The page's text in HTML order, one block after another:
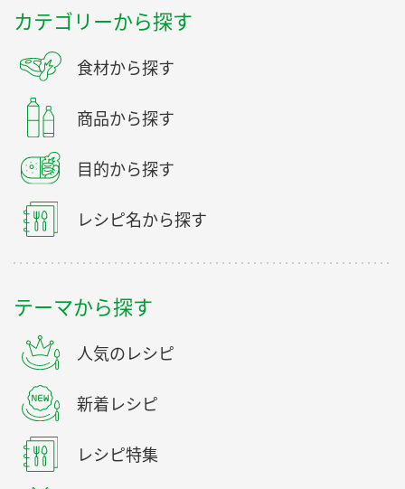
カテゴリーから探す
食材から探す
商品から探す
目的から探す
レシピ名から探す
テーマから探す
人気のレシピ
新着レシピ
レシピ特集